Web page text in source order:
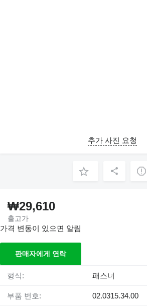
추가 사진 요청
₩29,610
출고가
가격 변동이 있으면 알림
판매자에게 연락
형식: 패스너
부품 번호: 02.0315.34.00